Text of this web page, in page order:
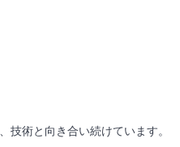
技術と向き合い続けています。